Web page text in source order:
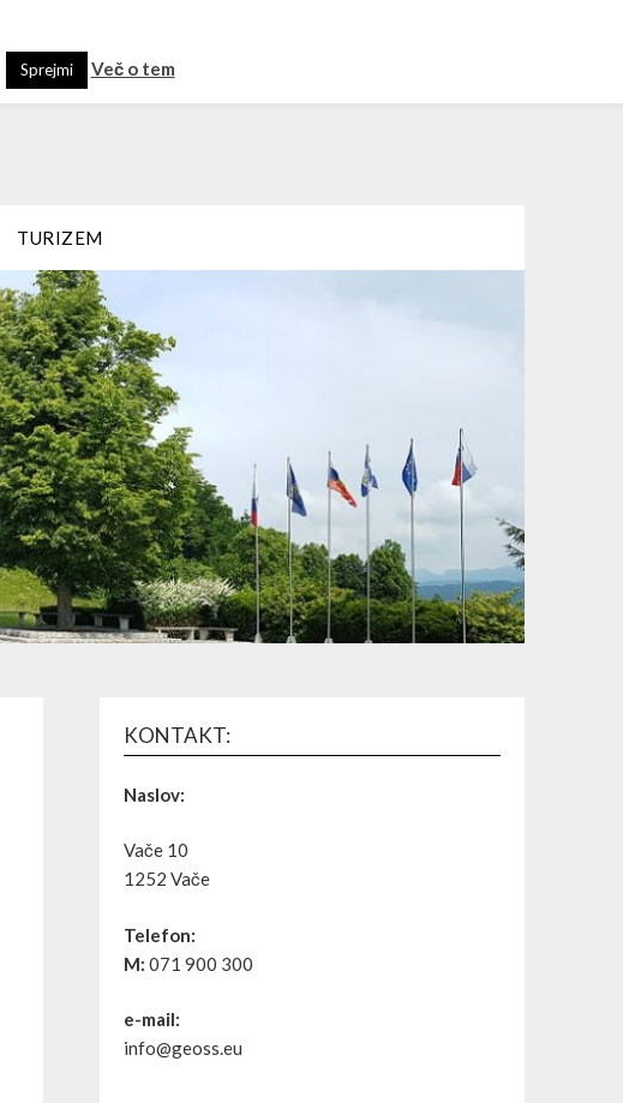
TURIZEM
KONTAKT:
Naslov:
Vače 10
1252 Vače
Telefon:
M: 071 900 300
e-mail:
info@geoss.eu
Sprejmi Več o tem